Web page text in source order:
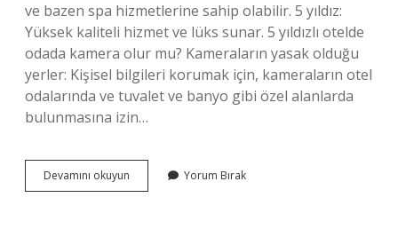
ve bazen spa hizmetlerine sahip olabilir. 5 yıldız:
Yüksek kaliteli hizmet ve lüks sunar. 5 yıldızlı otelde
odada kamera olur mu? Kameraların yasak olduğu
yerler: Kişisel bilgileri korumak için, kameraların otel
odalarında ve tuvalet ve banyo gibi özel alanlarda
bulunmasına izin…
Devamını okuyun
Yıldızlı
Yorum Bırak